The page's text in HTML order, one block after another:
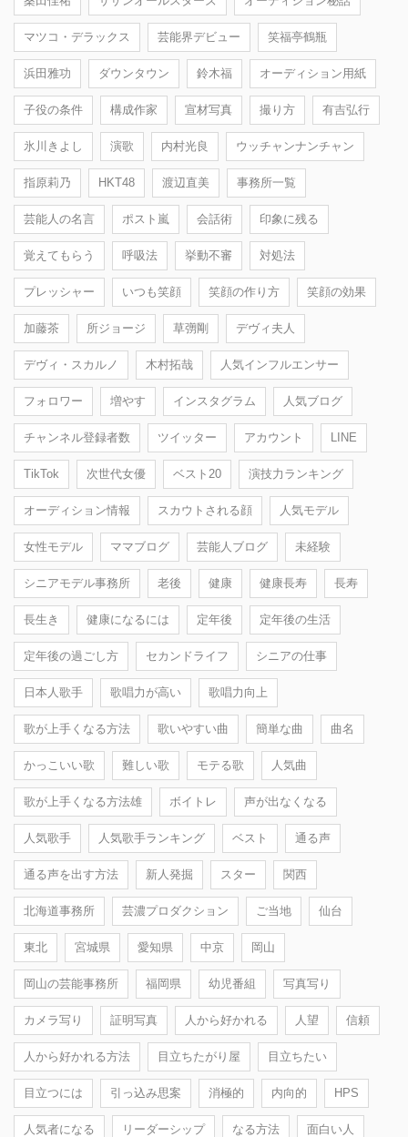
マツコ・デラックス 芸能界デビュー 笑福亭鶴瓶
浜田雅功 ダウンタウン 鈴木福 オーディション用紙
子役の条件 構成作家 宣材写真 撮り方 有吉弘行
氷川きよし 演歌 内村光良 ウッチャンナンチャン
指原莉乃 HKT48 渡辺直美 事務所一覧
芸能人の名言 ポスト嵐 会話術 印象に残る
覚えてもらう 呼吸法 挙動不審 対処法
プレッシャー いつも笑顔 笑顔の作り方 笑顔の効果
加藤茶 所ジョージ 草彅剛 デヴィ夫人
デヴィ・スカルノ 木村拓哉 人気インフルエンサー
フォロワー 増やす インスタグラム 人気ブログ
チャンネル登録者数 ツイッター アカウント LINE
TikTok 次世代女優 ベスト20 演技力ランキング
オーディション情報 スカウトされる顔 人気モデル
女性モデル ママブログ 芸能人ブログ 未経験
シニアモデル事務所 老後 健康 健康長寿 長寿
長生き 健康になるには 定年後 定年後の生活
定年後の過ごし方 セカンドライフ シニアの仕事
日本人歌手 歌唱力が高い 歌唱力向上
歌が上手くなる方法 歌いやすい曲 簡単な曲 曲名
かっこいい歌 難しい歌 モテる歌 人気曲
歌が上手くなる方法雄 ボイトレ 声が出なくなる
人気歌手 人気歌手ランキング ベスト 通る声
通る声を出す方法 新人発掘 スター 関西
北海道事務所 芸濃プロダクション ご当地 仙台
東北 宮城県 愛知県 中京 岡山
岡山の芸能事務所 福岡県 幼児番組 写真写り
カメラ写り 証明写真 人から好かれる 人望 信頼
人から好かれる方法 目立ちたがり屋 目立ちたい
目立つには 引っ込み思案 消極的 内向的 HPS
人気者になる リーダーシップ なる方法 面白い人